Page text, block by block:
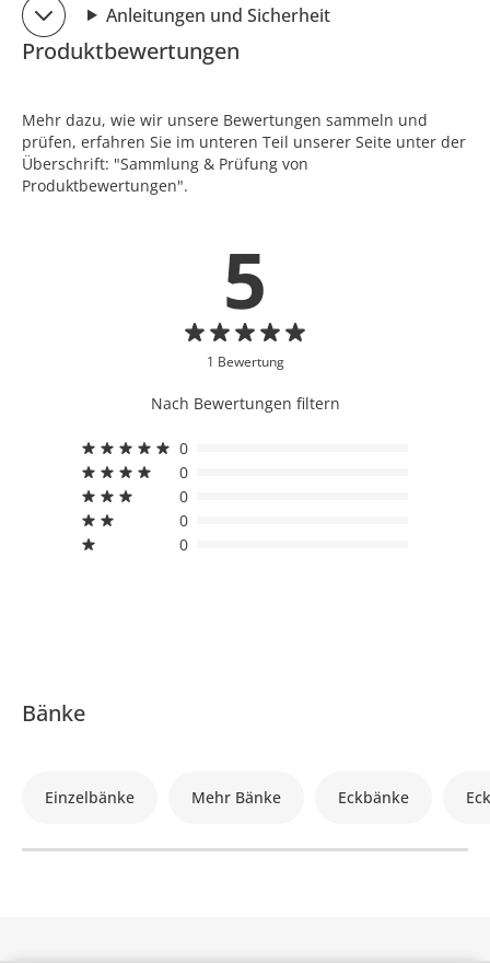
Anleitungen und Sicherheit
Produktbewertungen
Mehr dazu, wie wir unsere Bewertungen sammeln und
prüfen, erfahren Sie im unteren Teil unserer Seite unter der
Überschrift: "Sammlung & Prüfung von
Produktbewertungen".
5
1 Bewertung
Nach Bewertungen filtern
0
0
0
0
0
Bänke
Einzelbänke Mehr Bänke Eckbänke